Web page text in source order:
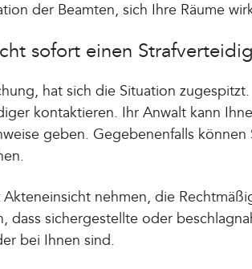
der Beamten, sich Ihre Räume
sofort einen
hat sich die Situation
kontaktieren. Ihr Anwalt kann
geben. Gegebenenfalls können
nehmen, die
dass sichergestellte oder
bei Ihnen sind.